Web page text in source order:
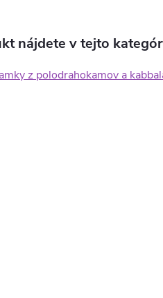
nájdete v tejto
z polodrahokamov a